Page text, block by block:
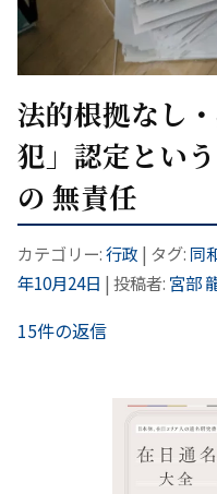
法的根拠なし
犯」認定とい
の 無責任
カテゴリー:行政 | タグ: 同
年10月24日 | 投稿者: 宮部
15件の返信